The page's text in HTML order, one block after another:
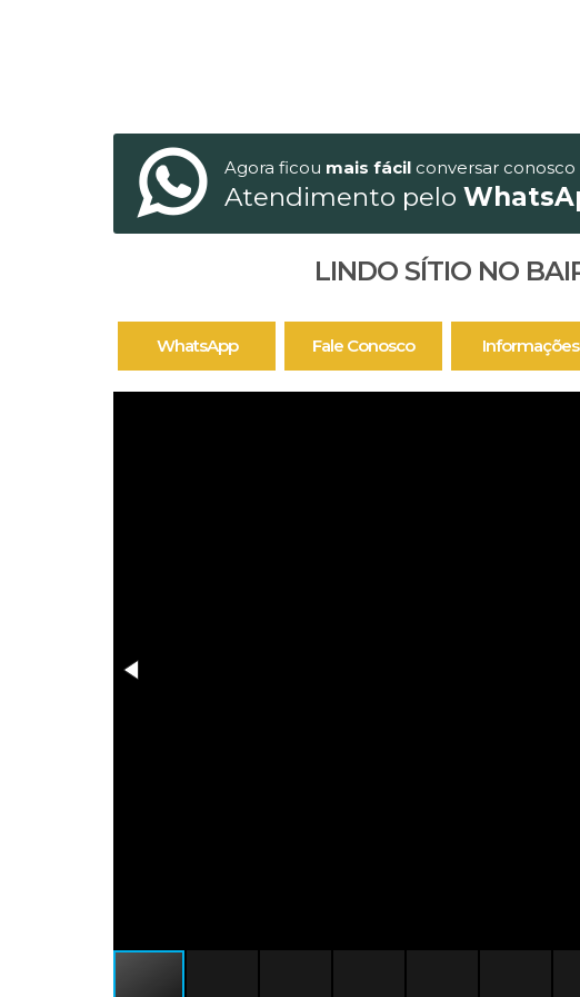
Agora ficou mais fácil conversar conosco
Atendimento pelo
LINDO SÍTIO NO
WhatsApp Fale Conosco Informações